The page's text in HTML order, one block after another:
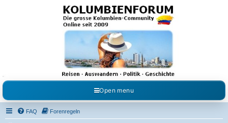
Kolumbienforum - Das
grosse Forum der
Freunde Kolumbiens
Reisen, Auswandern, Kultur, Politik, Geschichte und Visum in Kolumbien und Venezuela.
Austausch, Erfahrungen und Gemeinschaft im Kolumbienforum
Open menu
FAQ Forenregeln